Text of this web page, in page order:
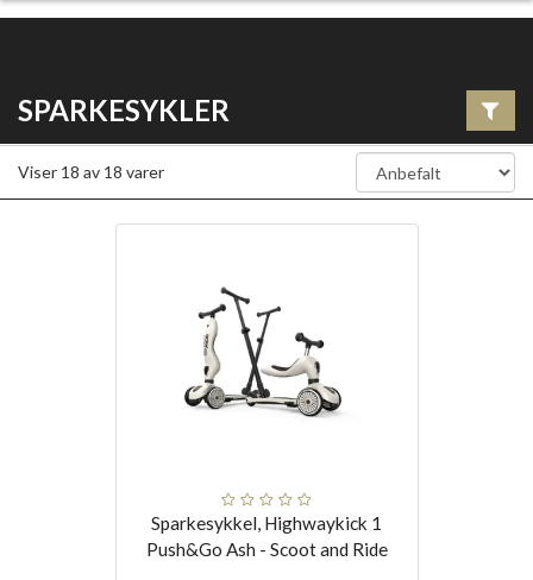
SPARKESYKLER
Viser 18 av 18 varer
Sparkesykkel, Highwaykick 1
Push&Go Ash - Scoot and Ride